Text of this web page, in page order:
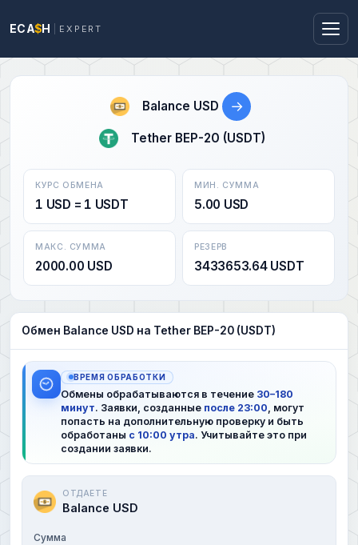
ECA$H EXPERT
Balance USD →
Tether BEP-20 (USDT)
КУРС ОБМЕНА
1 USD = 1 USDT
МИН. СУММА
5.00 USD
МАКС. СУММА
2000.00 USD
РЕЗЕРВ
3433653.64 USDT
Обмен Balance USD на Tether BEP-20 (USDT)
ВРЕМЯ ОБРАБОТКИ
Обмены обрабатываются в течение 30–180
минут. Заявки, созданные после 23:00 , могут
попасть на дополнительную проверку и быть
обработаны с 10:00 утра. Учитывайте это при
создании заявки.
ОТДАЕТЕ
Balance USD
Сумма